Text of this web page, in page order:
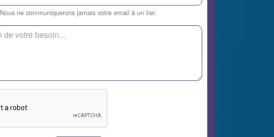
Nous ne communiquerons jamais votre email à un tier.